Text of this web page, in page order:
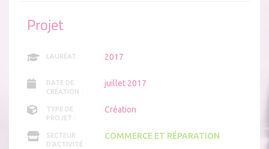
Projet
LAURÉAT : 2017
DATE DE
CRÉATION :
juillet 2017
TYPE DE
PROJET :
Création
SECTEUR
D'ACTIVITÉ :
COMMERCE ET RÉPARATION